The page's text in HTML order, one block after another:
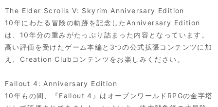
The Elder Scrolls V: Skyrim Anniversary Edition
10年にわたる冒険の軌跡を記念したAnniversary Edition
は、10年分の重みがたっぷり詰まった内容となっています。
高い評価を受けたゲーム本編と3つの公式拡張コンテンツに加
え、Creation Clubコンテンツをお楽しみください。
Fallout 4: Anniversary Edition
10年もの間、『Fallout 4』はオープンワールドRPGの金字塔